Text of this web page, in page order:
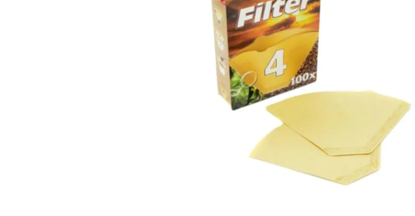
garden star
hartie igienica
ciocolata